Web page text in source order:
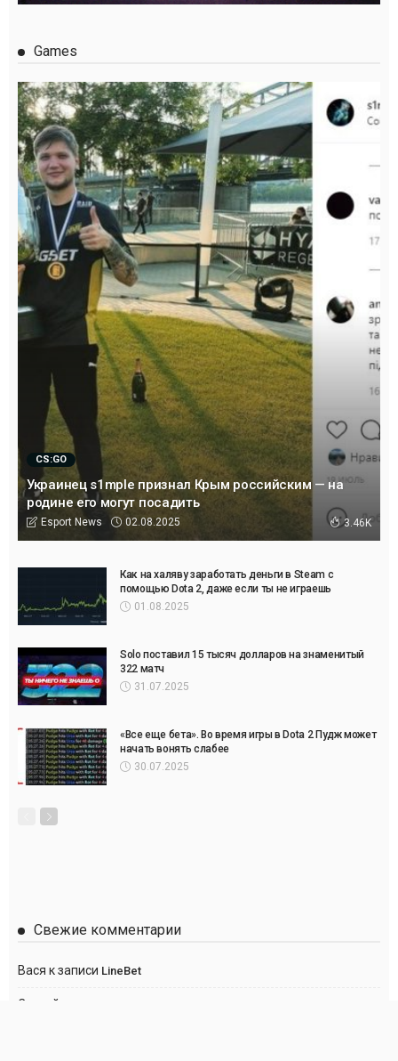
Games
CS:GO
Украинец s1mple признал Крым российским — на
родине его могут посадить
Esport News 02.08.2025 3.46K
Как на халяву заработать деньги в Steam с
помощью Dota 2, даже если ты не играешь
01.08.2025
Solo поставил 15 тысяч долларов на знаменитый
322 матч
31.07.2025
«Все еще бета». Во время игры в Dota 2 Пудж может
начать вонять слабее
30.07.2025
Свежие комментарии
Вася к записи LineBet
Сергей